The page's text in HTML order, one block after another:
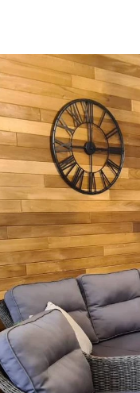
запросить у продавца.
комплектации,